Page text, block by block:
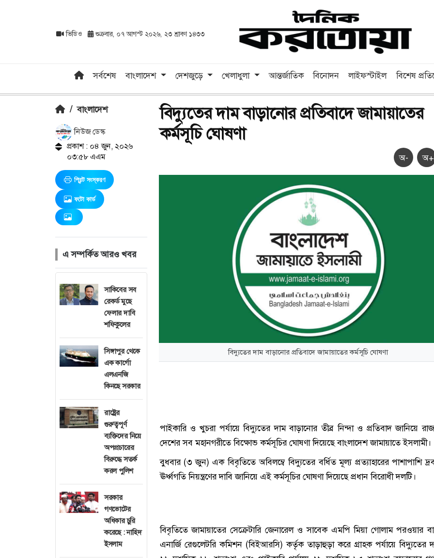
ভিডিও শুক্রবার, ০৭ আগস্ট ২০২৬, ২৩ শ্রাবণ ১৪৩৩
সর্বশেষ বাংলাদেশ দেশজুড়ে খেলাধুলা আন্তর্জাতিক বিনোদন লাইফস্টাইল বিশেষ
/ বাংলাদেশ
নিউজ ডেস্ক
প্রকাশ : ০৪ জুন, ২০২৬
০৩:৫৮ এএম
প্রিন্ট সংস্করণ
ফটো কার্ড
এ সম্পর্কিত আরও খবর
সাকিবের সব
রেকর্ড মুছে
ফেলার দাবি
শফিকুলের
সিঙ্গাপুর থেকে
এক কার্গো
এলএনজি
কিনছে সরকার
রাষ্ট্রের
গুরুত্বপূর্ণ
ব্যক্তিদের নিয়ে
অপপ্রচারের
বিরুদ্ধে সতর্ক
করল পুলিশ
সরকার
গণভোটের
অধিকার চুরি
করেছে : নাহিদ
ইসলাম
বিদ্যুতের দাম বাড়ানোর প্রতিবাদে জামায়াতের
কর্মসূচি ঘোষণা
অ- অ+
বিদ্যুতের দাম বাড়ানোর প্রতিবাদে জামায়াতের কর্মসূচি ঘোষণা
পাইকারি ও খুচরা পর্যায়ে বিদ্যুতের দাম বাড়ানোর তীব্র নিন্দা ও প্রতিবাদ জানিয়ে
দেশের সব মহানগরীতে বিক্ষোভ কর্মসূচির ঘোষণা দিয়েছে বাংলাদেশ জামায়াতে ইসলামী।
বুধবার (৩ জুন) এক বিবৃতিতে অবিলম্বে বিদ্যুতের বর্ধিত মূল্য প্রত্যাহারের পাশাপাশি
ঊর্ধ্বগতি নিয়ন্ত্রণের দাবি জানিয়ে এই কর্মসূচির ঘোষণা দিয়েছে প্রধান বিরোধী দলটি।
বিবৃতিতে জামায়াতের সেক্রেটারি জেনারেল ও সাবেক এমপি মিয়া গোলাম পরওয়ার
এনার্জি রেগুলেটরি কমিশন (বিইআরসি) কর্তৃক তাড়াহুড়া করে গ্রাহক পর্যায়ে বিদ্যুতের